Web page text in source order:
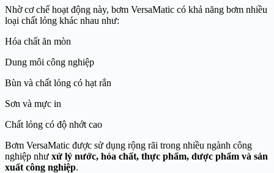
Nhờ cơ chế hoạt động này, bơm VersaMatic có khả năng bơm nhiều
loại chất lỏng khác nhau như:
Hóa chất ăn mòn
Dung môi công nghiệp
Bùn và chất lỏng có hạt rắn
Sơn và mực in
Chất lỏng có độ nhớt cao
Bơm VersaMatic được sử dụng rộng rãi trong nhiều ngành công
nghiệp như xử lý nước, hóa chất, thực phẩm, dược phẩm và sản
xuất công nghiệp.